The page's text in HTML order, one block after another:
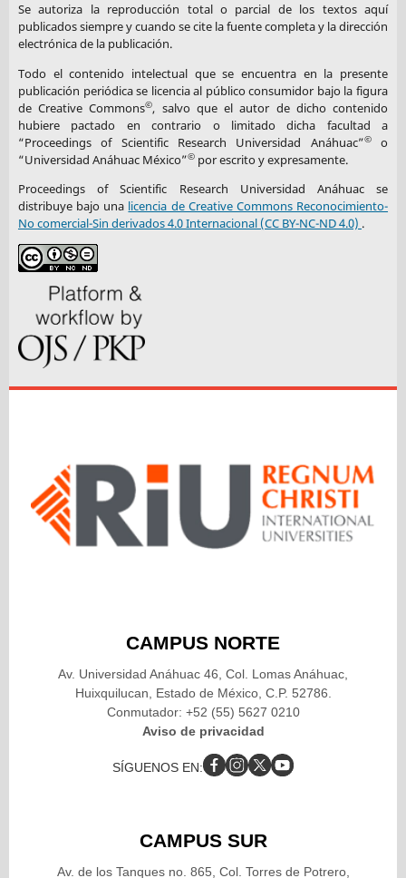
Se autoriza la reproducción total o parcial de los textos aquí
publicados siempre y cuando se cite la fuente completa y la dirección
electrónica de la publicación.
Todo el contenido intelectual que se encuentra en la presente
publicación periódica se licencia al público consumidor bajo la figura
de Creative Commons©, salvo que el autor de dicho contenido
hubiere pactado en contrario o limitado dicha facultad a
“Proceedings of Scientific Research Universidad Anáhuac”©o
“Universidad Anáhuac México”©por escrito y expresamente.
Proceedings of Scientific Research Universidad Anáhuac se
distribuye bajo una licencia de Creative Commons Reconocimiento-
No comercial-Sin derivados 4.0 Internacional (CC BY-NC-ND 4.0) .
CAMPUS NORTE
Av. Universidad Anáhuac 46, Col. Lomas Anáhuac,
Huixquilucan, Estado de México, C.P. 52786.
Conmutador: +52 (55) 5627 0210
Aviso de privacidad
SÍGUENOS EN:
CAMPUS SUR
Av. de los Tanques no. 865, Col. Torres de Potrero,